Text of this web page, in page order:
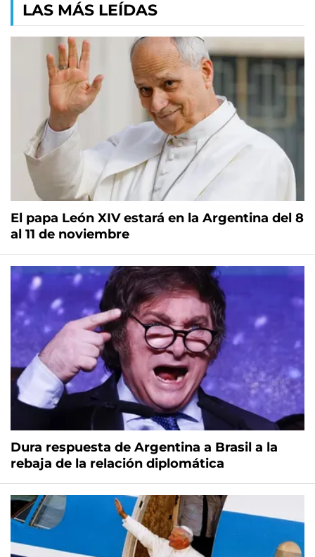
LAS MÁS LEÍDAS
El papa León XIV estará en la Argentina del 8
al 11 de noviembre
Dura respuesta de Argentina a Brasil a la
rebaja de la relación diplomática